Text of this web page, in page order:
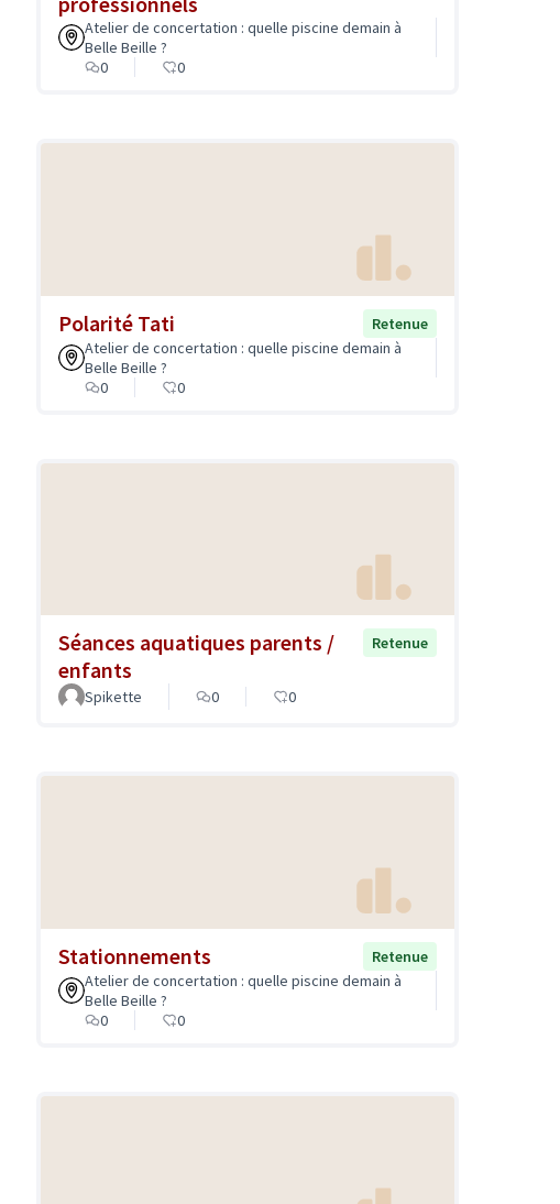
Atelier de concertation : quelle piscine demain à
Belle Beille ?
0
0
Polarité Tati
Retenue
Atelier de concertation : quelle piscine demain à
Belle Beille ?
0
0
Séances aquatiques parents /
enfants
Retenue
Spikette 0 0
Stationnements
Retenue
Atelier de concertation : quelle piscine demain à
Belle Beille ?
0
0